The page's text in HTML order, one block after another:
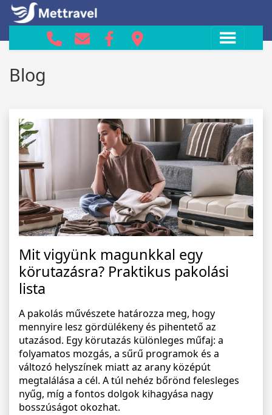
Blog
Mit vigyünk magunkkal egy
körutazásra? Praktikus pakolási
lista
A pakolás művészete határozza meg, hogy
mennyire lesz gördülékeny és pihentető az
utazásod. Egy körutazás különleges műfaj: a
folyamatos mozgás, a sűrű programok és a
változó helyszínek miatt az arany középút
megtalálása a cél. A túl nehéz bőrönd felesleges
nyűg, míg a fontos dolgok kihagyása nagy
bosszúságot okozhat.